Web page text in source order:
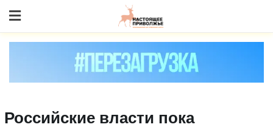
to content
Российские власти пока